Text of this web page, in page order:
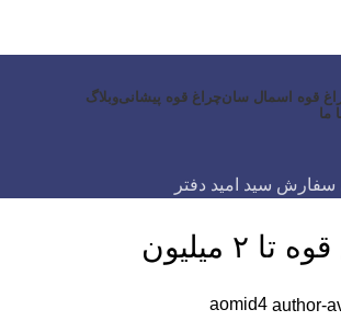
قوه اسمال سانچراغ قوه پیشانیوبلاگ
ما
سید امید دفتر
۲ میلیون
aomid4